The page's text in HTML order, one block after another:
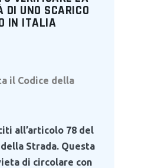
DI UNO SCARICO
IN ITALIA
il Codice della
all’articolo 78 del
Strada. Questa
di circolare con